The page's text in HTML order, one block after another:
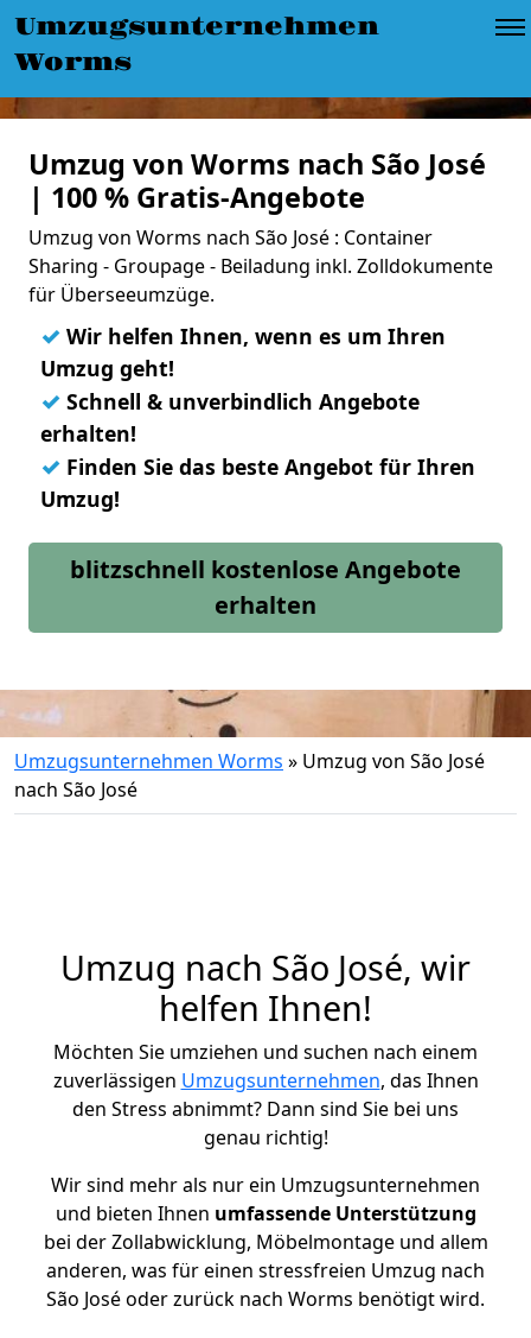
Umzugsunternehmen
Worms
Umzug von Worms nach São José
| 100 % Gratis-Angebote
Umzug von Worms nach São José : Container
Sharing - Groupage - Beiladung inkl. Zolldokumente
für Überseeumzüge.
✓ Wir helfen Ihnen, wenn es um Ihren
Umzug geht!
✓ Schnell & unverbindlich Angebote
erhalten!
✓ Finden Sie das beste Angebot für Ihren
Umzug!
blitzschnell kostenlose Angebote
erhalten
Umzugsunternehmen Worms » Umzug von São José
nach São José
Umzug nach São José, wir
helfen Ihnen!
Möchten Sie umziehen und suchen nach einem
zuverlässigen Umzugsunternehmen, das Ihnen
den Stress abnimmt? Dann sind Sie bei uns
genau richtig!
Wir sind mehr als nur ein Umzugsunternehmen
und bieten Ihnen umfassende Unterstützung
bei der Zollabwicklung, Möbelmontage und allem
anderen, was für einen stressfreien Umzug nach
São José oder zurück nach Worms benötigt wird.